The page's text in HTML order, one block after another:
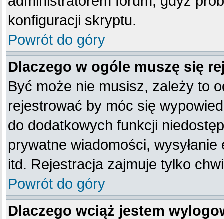
konfiguracji skryptu.
Powrót do góry
Dlaczego w ogóle muszę się
Być może nie musisz, zależy to
rejestrować by móc się
do dodatkowych funkcji
prywatne wiadomości,
itd. Rejestracja zajmuje tylko
Powrót do góry
Dlaczego wciąż jestem